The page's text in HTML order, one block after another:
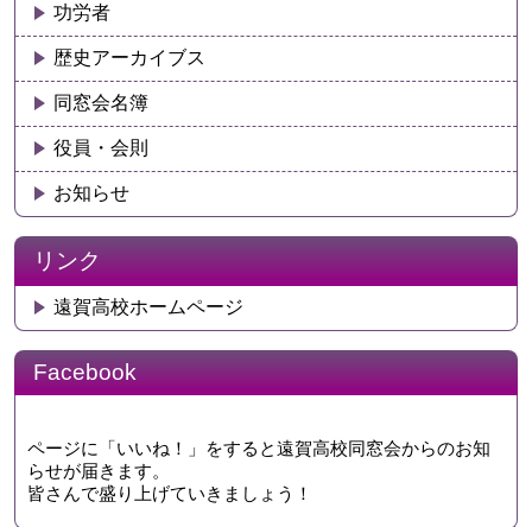
功労者
歴史アーカイブス
同窓会名簿
役員・会則
お知らせ
リンク
遠賀高校ホームページ
Facebook
ページに「いいね！」をすると遠賀高校同窓会からのお知
らせが届きます。
皆さんで盛り上げていきましょう！